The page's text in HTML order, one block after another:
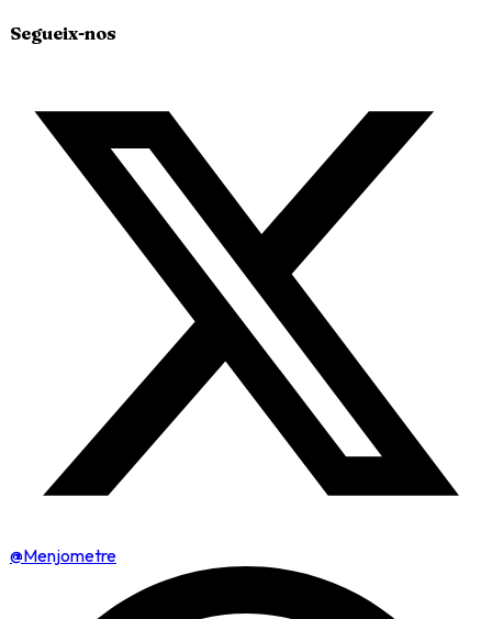
Segueix-nos
@Menjometre